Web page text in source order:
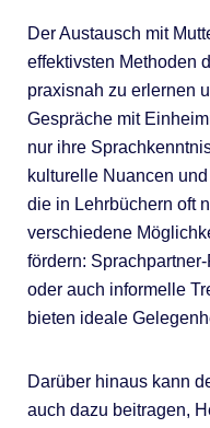
Der Austausch mit
effektivsten Methoden
praxisnah zu erlernen
Gespräche mit
nur ihre
kulturelle Nuancen
die in Lehrbüchern oft
verschiedene
fördern:
oder auch informelle
bieten ideale
Darüber hinaus kann
auch dazu beitragen,